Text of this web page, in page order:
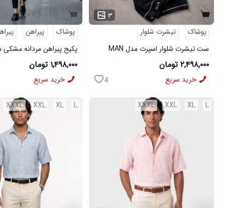
۳
پوشاک
تیشرت شلوار
ست تیشرت شلوار اسپرت مدل MAN
مشکی
۲,۴۹۸,۰۰۰ تومان
خرید سریع 4
پوشاک
پیراهن
شلوار مردانه مشکی مدل MOBIN
۱,۴۹۸,۰۰۰ تومان
خرید سریع
L
XL
XXL
XXXL
L
XL
XXL
XXXL